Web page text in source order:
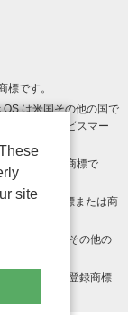
標です。
は米国その他の国で
Inc. のサービスマー
LLC の商標で
ける登録商標または商
米国およびその他の
の商標または登録商標
site